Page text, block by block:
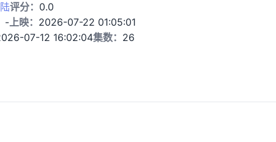
评分： 0.0
-上映： 2026-07-22 01:05:01
07-12 16:02:04集数： 26